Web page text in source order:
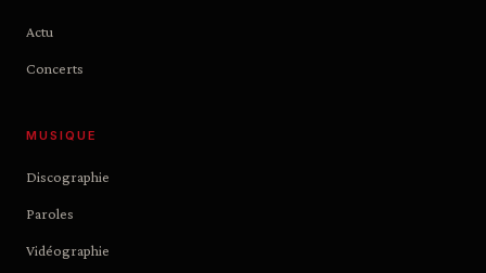
Actu
Concerts
MUSIQUE
Discographie
Paroles
Vidéographie